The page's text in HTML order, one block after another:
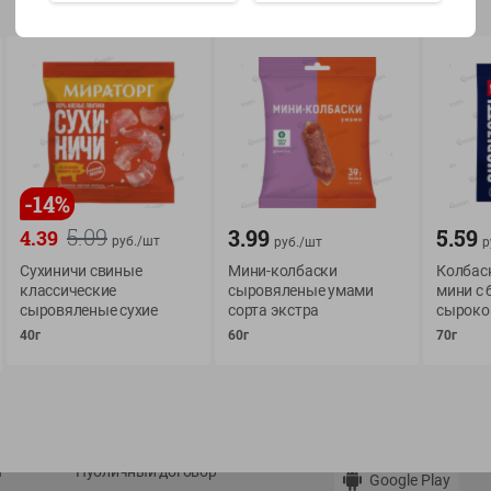
Показать 15-28 из 79
О сервисе
Оплата
Условия доставки
Возврат товара
Публичный договор
Мой Green
История покупок
Мои товары
Обратная связь
Google Play
-14%
5.09
4.39 руб./шт
Сухиничи свиные
классические
сыровяленые сухие
40г
3.99 руб./шт
Мини-колбаски
сыровяленые умами
сорта экстра
60г
5.59
мини с
70г